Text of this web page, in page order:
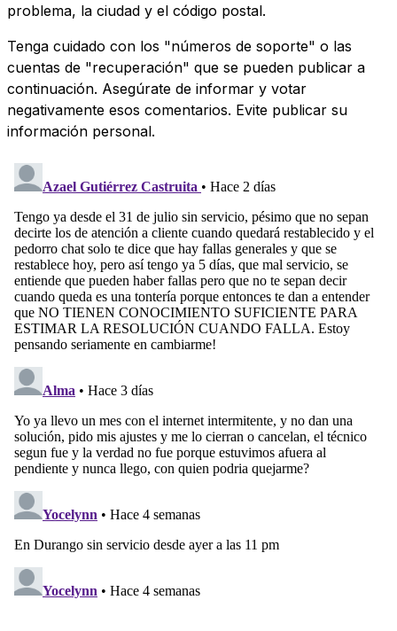
problema, la ciudad y el código postal.
Tenga cuidado con los "números de soporte" o las
cuentas de "recuperación" que se pueden publicar a
continuación. Asegúrate de informar y votar
negativamente esos comentarios. Evite publicar su
información personal.